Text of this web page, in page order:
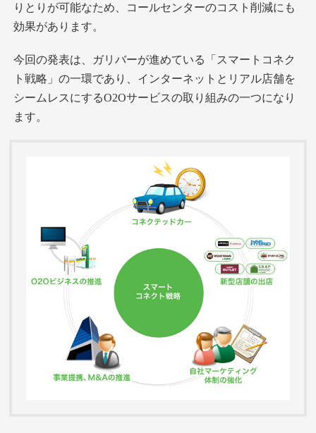
りとりが可能なため、コールセンターのコスト削減にも
効果があります。
今回の発表は、ガリバーが進めている「スマートコネク
ト戦略」の一環であり、インターネットとリアル店舗を
シームレスにするO2Oサービスの取り組みの一つになり
ます。